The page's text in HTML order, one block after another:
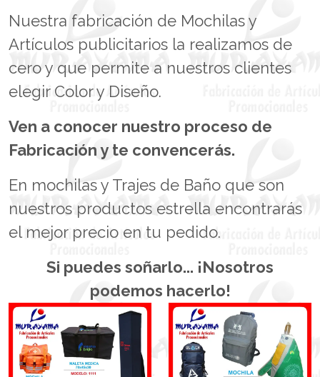
Nuestra fabricación de Mochilas y
Artículos publicitarios la realizamos de
cero y que permite a nuestros clientes
elegir Color y Diseño.
Ven a conocer nuestro proceso de
Fabricación y te convencerás.
En mochilas y Trajes de Baño que son
nuestros productos estrella encontrarás
el mejor precio en tu pedido.
Si puedes soñarlo... ¡Nosotros
podemos hacerlo!